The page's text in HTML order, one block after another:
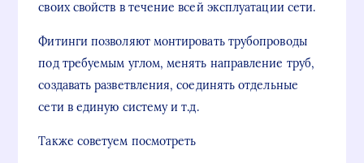
своих свойств в течение всей эксплуатации сети.
Фитинги позволяют монтировать трубопроводы
под требуемым углом, менять направление труб,
создавать разветвления, соединять отдельные
сети в единую систему и т.д.
Также советуем посмотреть